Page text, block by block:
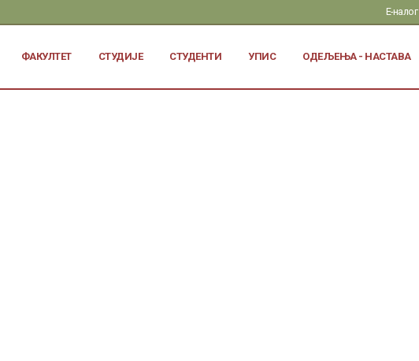
Е-налог
ФАКУЛТЕТ СТУДИЈЕ СТУДЕНТИ УПИС ОДЕЉЕЊА - НАСТАВА